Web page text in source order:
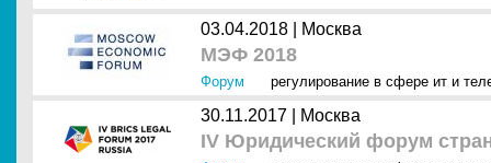
03.04.2018 | Москва
МЭФ 2018
Форум регулирование в сфере ит и
30.11.2017 | Москва
IV Юридический форум